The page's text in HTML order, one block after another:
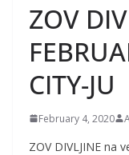
ZOV
CITY-JU
February 4, 2020
ZOV DIVLJINE na